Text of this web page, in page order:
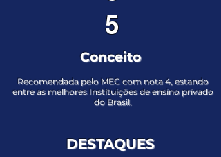
5
Conceito
Recomendada pelo MEC com nota 4, estando
entre as melhores Instituições de ensino privado
do Brasil.
DESTAQUES